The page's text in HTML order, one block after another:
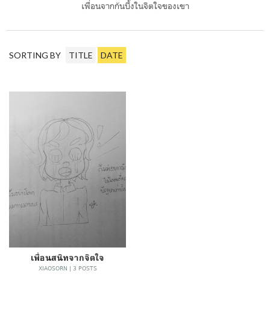
เพื่อนจากก้นบึ้งในจิตใจของเขา
SORTING BY TITLE DATE
เพื่อนสนิทจากจิตใจ
XIAOSORN | 3 POSTS